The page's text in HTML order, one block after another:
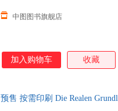
中图图书旗舰店
加入购物车 收藏
预售 按需印刷 Die Realen